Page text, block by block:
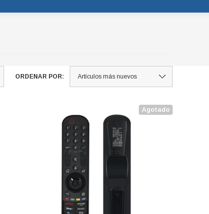
ORDENAR POR:
Agotado